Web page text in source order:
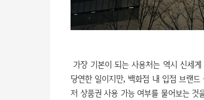
가장 기본이 되는 사용처는 역시 신세
당연한 일이지만, 백화점 내 입점 브랜
저 상품권 사용 가능 여부를 물어보는 것